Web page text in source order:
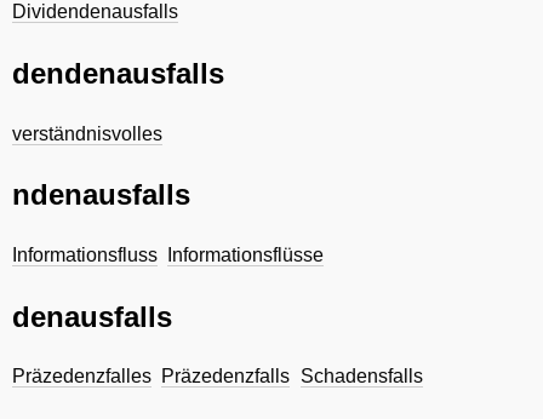
Dividendenausfalls
dendenausfalls
verständnisvolles
ndenausfalls
Informationsfluss Informationsflüsse
denausfalls
Präzedenzfalles Präzedenzfalls Schadensfalls